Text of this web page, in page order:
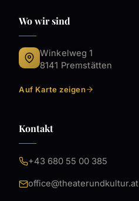
Wo wir sind
Winkelweg 1
8141 Premstätten
Auf Karte zeigen
Kontakt
+43 680 55 00 385
office@theaterundkultur.at